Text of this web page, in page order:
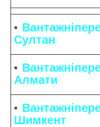
Султан
Алмати
Шимкент